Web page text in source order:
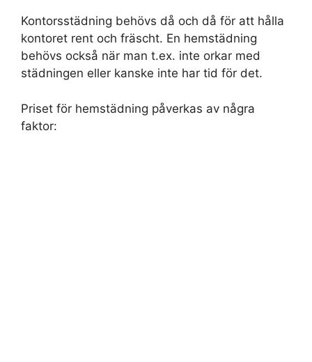
Kontorsstädning behövs då och då för att hålla
kontoret rent och fräscht. En hemstädning
behövs också när man t.ex. inte orkar med
städningen eller kanske inte har tid för det.
Priset för hemstädning påverkas av några
faktor: